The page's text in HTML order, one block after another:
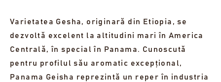
49,00 €
ESGOTADO
MOSTRAR 1 LOTE ESGOTADO
Varietatea Gesha, originară din Etiopia, se
dezvoltă excelent la altitudini mari în America
Centrală, în special în Panama. Cunoscută
pentru profilul său aromatic excepțional,
Panama Geisha reprezintă un reper în industria